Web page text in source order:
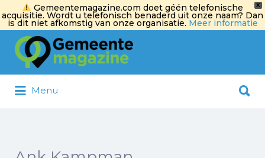
X
Gemeentemagazine.com doet géén telefonische
acquisitie. Wordt u telefonisch benaderd uit onze naam? Dan
is dit niet afkomstig van onze organisatie. Meer informatie
Zoek
naar:
Menu
naar: